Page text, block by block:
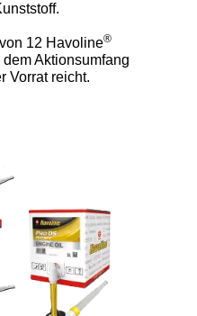
12 Havoline®
Aktionsumfang
Vorrat reicht.